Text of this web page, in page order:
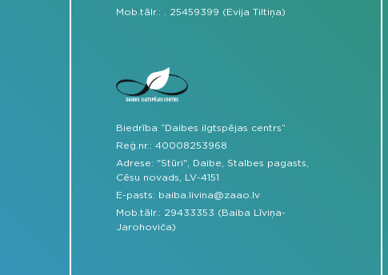
Mob.tālr.:
25459399 (Evija Tiltiņa)
Biedrība “Daibes ilgtspējas centrs”
Reģ.nr.: 40008253968
Adrese: "Stūri", Daibe, Stalbes pagasts,
Cēsu novads, LV-4151
E-pasts: baiba.livina@zaao.lv
Mob.tālr.: 29433353 (Baiba Līviņa-
Jarohoviča)